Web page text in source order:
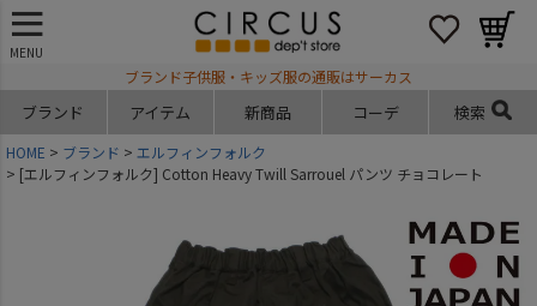
MENU
ブランド子供服・キッズ服の通販はサーカス
ブランド アイテム 新商品 コーデ 検索
HOME ブランド
エルフィンフォルク
[エルフィンフォルク] Cotton Heavy Twill Sarrouel パンツ チョコレート